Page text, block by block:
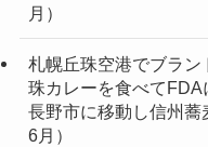
月）
札幌丘珠空港でブラン
珠カレーを食べて
長野市に移動し信州
6月）